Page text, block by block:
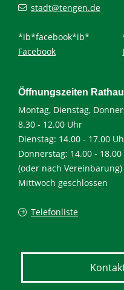
stadt@tengen.de
*ib*facebook*ib*
Facebook
Öffnungszeiten
Montag, Dienstag,
8.30 - 12.00 Uhr
Dienstag: 14.00 - 17.00
Donnerstag: 14.00 -
(oder nach Vereinbarung)
Mittwoch geschlossen
Telefonliste